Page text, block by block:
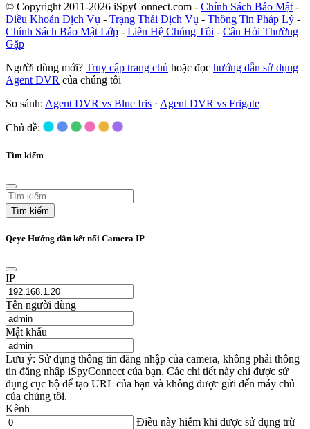
© Copyright 2011-2026 iSpyConnect.com - Chính Sách Bảo Mật -
Điều Khoản Dịch Vụ - Trạng Thái Dịch Vụ - Thông Tin Pháp Lý -
Chính Sách Bảo Mật Lớp - Liên Hệ Chúng Tôi - Câu Hỏi Thường
Gặp
Người dùng mới? Truy cập trang chủ hoặc đọc hướng dẫn sử dụng
Agent DVR của chúng tôi
So sánh: Agent DVR vs Blue Iris · Agent DVR vs Frigate
Chủ đề:
Tìm kiếm
Tìm kiếm
Qeye Hướng dẫn kết nối Camera IP
IP
Tên người dùng
Mật khẩu
Lưu ý: Sử dụng thông tin đăng nhập của camera, không phải thông
tin đăng nhập iSpyConnect của bạn. Các chi tiết này chỉ được sử
dụng cục bộ để tạo URL của bạn và không được gửi đến máy chủ
của chúng tôi.
Kênh
Điều này hiếm khi được sử dụng trừ